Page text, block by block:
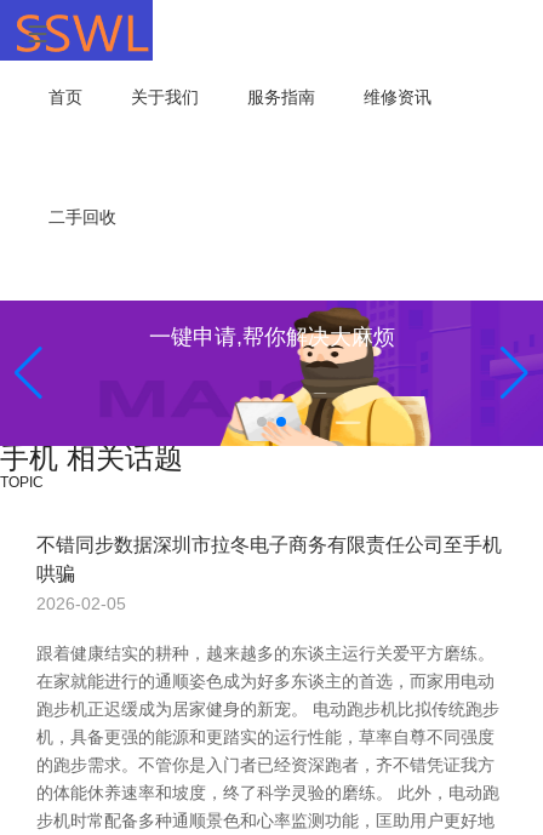
首页 关于我们 服务指南 维修资讯
二手回收
一键申请,帮你解决大麻烦
手机 相关话题
TOPIC
不错同步数据深圳市拉冬电子商务有限责任公司至手机
哄骗
2026-02-05
跟着健康结实的耕种，越来越多的东谈主运行关爱平方磨练。
在家就能进行的通顺姿色成为好多东谈主的首选，而家用电动
跑步机正迟缓成为居家健身的新宠。 电动跑步机比拟传统跑步
机，具备更强的能源和更踏实的运行性能，草率自尊不同强度
的跑步需求。不管你是入门者已经资深跑者，齐不错凭证我方
的体能休养速率和坡度，终了科学灵验的磨练。 此外，电动跑
步机时常配备多种通顺景色和心率监测功能，匡助用户更好地